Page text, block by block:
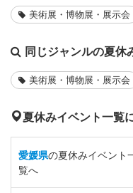
美術展・博物展・展示会
同じジャンルの夏休
美術展・博物展・展示会
夏休みイベント一覧
愛媛県の夏休みイベント
覧へ